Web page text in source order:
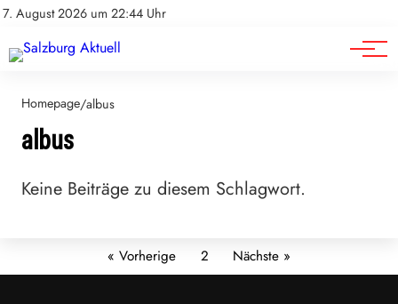
7. August 2026 um 22:44 Uhr
Impressum
Sport
Wirtschaft
Homepage/albus
albus
Keine Beiträge zu diesem Schlagwort.
« Vorherige 2 Nächste »